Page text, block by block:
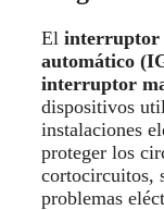
El interruptor
automático
interruptor
dispositivos
instalaciones
proteger los
cortocircuitos,
problemas